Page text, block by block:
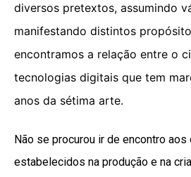
diversos pretextos, assumindo
manifestando distintos
encontramos a relação entre o
tecnologias digitais que tem
anos da sétima arte.
Não se procurou ir de encontro aos
estabelecidos na produção e na